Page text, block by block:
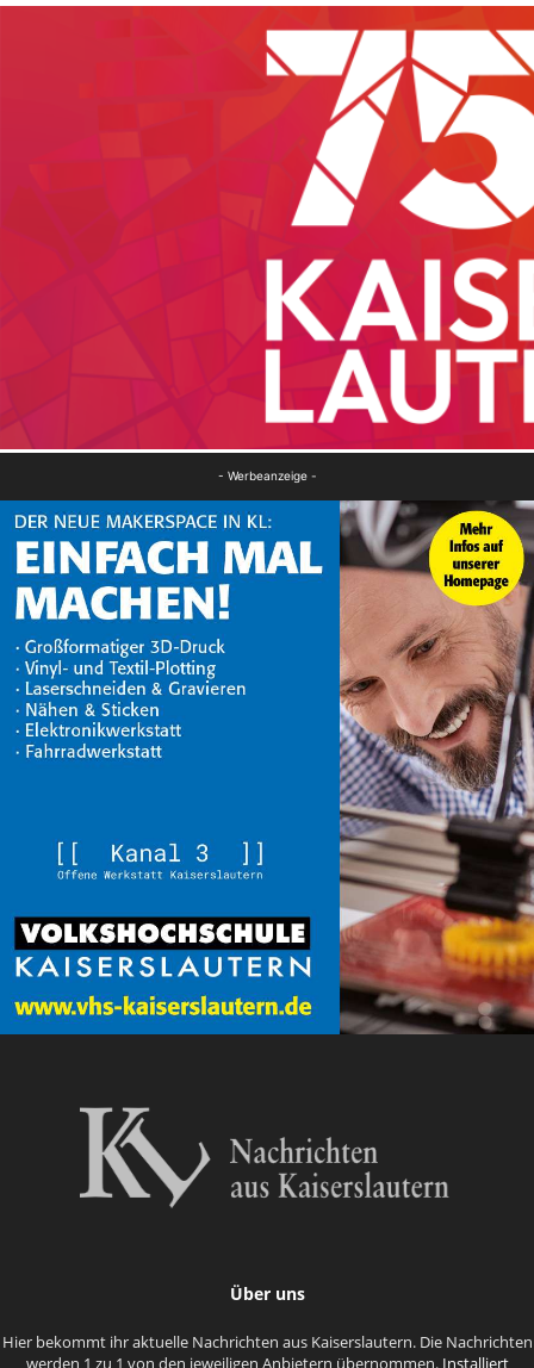
- Werbeanzeige -
Über uns
Hier bekommt ihr aktuelle Nachrichten aus Kaiserslautern. Die Nachrichten
werden 1 zu 1 von den jeweiligen Anbietern übernommen. Installiert